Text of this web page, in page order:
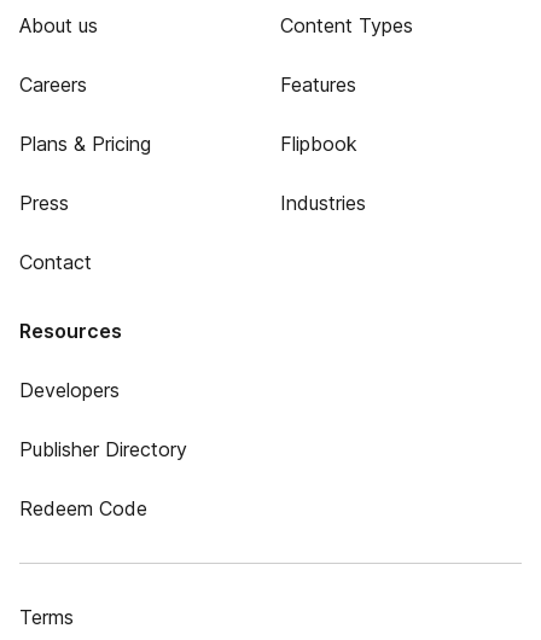
About us
Careers
Plans & Pricing
Press
Contact
Content Types
Features
Flipbook
Industries
Resources
Developers
Publisher Directory
Redeem Code
Terms